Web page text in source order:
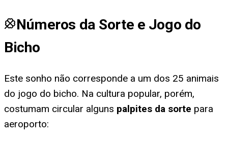
Números da Sorte e Jogo do
Bicho
Este sonho não corresponde a um dos 25 animais
do jogo do bicho. Na cultura popular, porém,
costumam circular alguns palpites da sorte para
aeroporto: